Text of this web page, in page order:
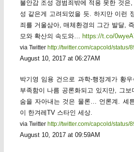
불안감 조성 경범죄밖에 적용 못한 것은
성 같은게 고려되었을 듯. 하지만 이런
죄를 거울삼아, 매체환경의 그간 발달,
모와 확산의 속도와… https://t.co/
via Twitter http://twitter.com/capcold/status/
August 10, 2017 at 06:27AM
박기영 임용 건으로 과학-행정계가 황
부족함이 나름 공론화되고 있지만, 그
숨을 자아내는 것은 물론… 언론계. 셰
이 한겨레TV 스타인 세상.
via Twitter http://twitter.com/capcold/status/
August 10, 2017 at 09:59AM